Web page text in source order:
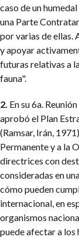
caso de un
una Parte
por varias de ellas.
y apoyar
futuras relativas a
fauna".
2. En su 6a.
aprobó el Plan
(Ramsar, Irán,
Permanente y a la
directrices con
consideradas en
cómo pueden
internacional, en
organismos
puede afectar a los